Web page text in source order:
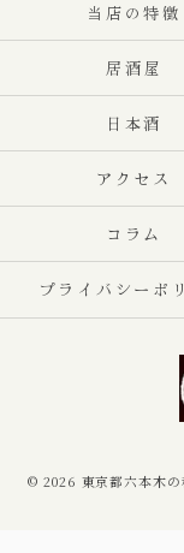
当店の特徴
居酒屋
日本酒
アクセス
コラム
プライバシーポ
© 2026 東京都六本木